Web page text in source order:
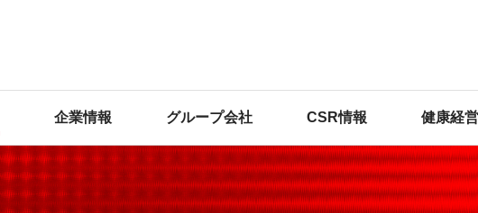
企業情報 グループ会社 CSR情報 健康経営